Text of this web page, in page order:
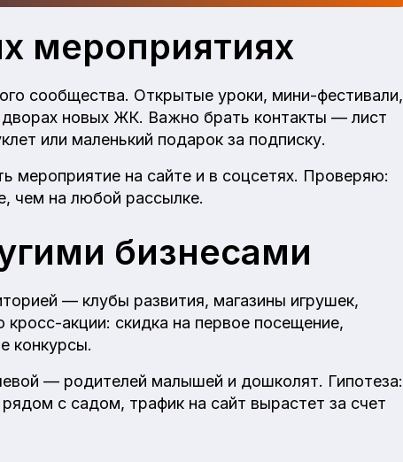
мероприятиях
сообщества. Открытые уроки, мини-фестивали,
новых ЖК. Важно брать контакты — лист
или маленький подарок за подписку.
мероприятие на сайте и в соцсетях. Проверяю:
чем на любой рассылке.
бизнесами
— клубы развития, магазины игрушек,
акции: скидка на первое посещение,
конкурсы.
— родителей малышей и дошколят. Гипотеза:
с садом, трафик на сайт вырастет за счет